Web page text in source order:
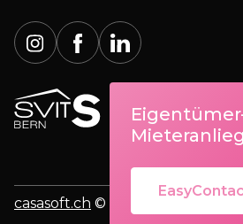
casasoft.ch © All rights reserved.